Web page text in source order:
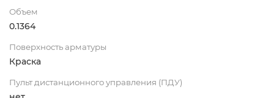
Объем
0.1364
Поверхность арматуры
Краска
Пульт дистанционного управления (ПДУ)